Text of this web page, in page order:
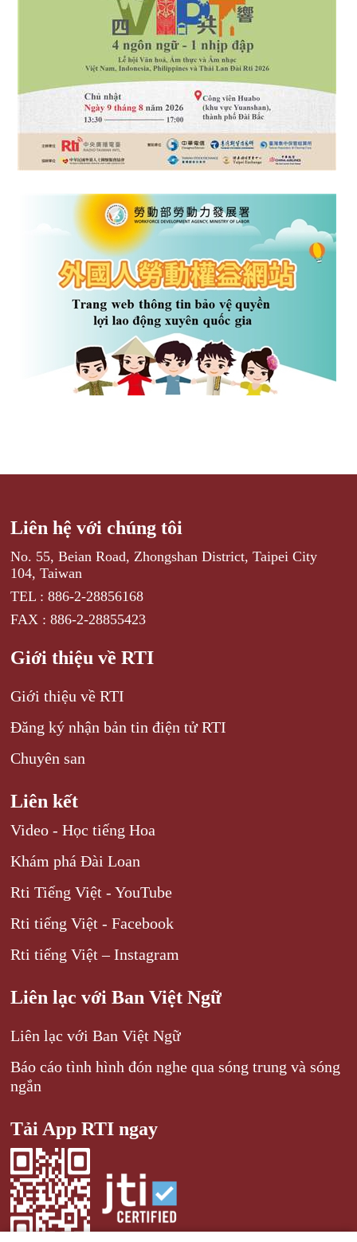
Liên hệ với chúng tôi
No. 55, Beian Road, Zhongshan District, Taipei City
104, Taiwan
TEL : 886-2-28856168
FAX : 886-2-28855423
Giới thiệu về RTI
Giới thiệu về RTI
Đăng ký nhận bản tin điện tử RTI
Chuyên san
Liên kết
Video - Học tiếng Hoa
Khám phá Đài Loan
Rti Tiếng Việt - YouTube
Rti tiếng Việt - Facebook
Rti tiếng Việt – Instagram
Liên lạc với Ban Việt Ngữ
Liên lạc với Ban Việt Ngữ
Báo cáo tình hình đón nghe qua sóng trung và sóng
ngắn
Tải App RTI ngay